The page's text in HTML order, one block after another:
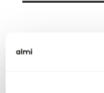
Who should I
mortgages,